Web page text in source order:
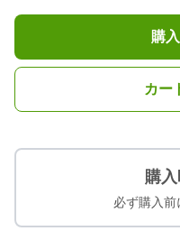
購
カー
購
必ず購入前